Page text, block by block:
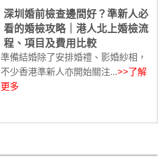
深圳婚前檢查邊間好？準新人必
看的婚檢攻略｜港人北上婚檢流
程、項目及費用比較
準備結婚除了安排婚禮、影婚紗相，
不少香港準新人亦開始關注...>>了解
更多